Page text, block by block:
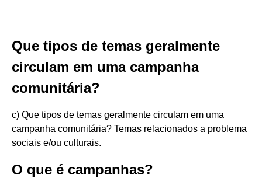
Que tipos de temas geralmente
circulam em uma campanha
comunitária?
c) Que tipos de temas geralmente circulam em uma
campanha comunitária? Temas relacionados a problema
sociais e/ou culturais.
O que é campanhas?